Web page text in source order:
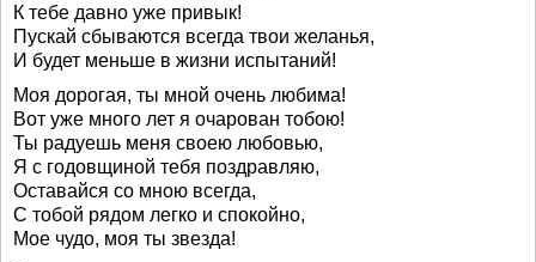
К тебе давно уже привык!
Пускай сбываются всегда твои желанья,
И будет меньше в жизни испытаний!
Моя дорогая, ты мной очень любима!
Вот уже много лет я очарован тобою!
Ты радуешь меня своею любовью,
Я с годовщиной тебя поздравляю,
Оставайся со мною всегда,
С тобой рядом легко и спокойно,
Мое чудо, моя ты звезда!